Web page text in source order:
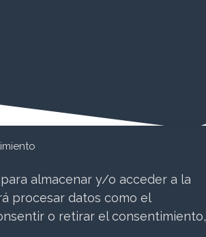
almacenar y/o acceder a la
procesar datos como el
o retirar el consentimiento,